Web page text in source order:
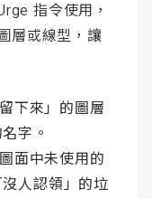
指令使用，
層或線型，讓
下來」的圖層
字。
面中未使用的
人認領」的垃